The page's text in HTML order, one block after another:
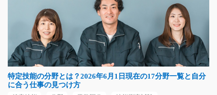
新着！大手物流倉庫内リフト作業員/i02_01022
＜作業内容＞ リーチリフトを使っての家電製品の入出荷
作業をお願いします…
長期（3ヶ月以上）
時給1,500円～
大阪府枚方市
特定技能の分野とは？2026年6月1日現在の17分野一覧と自分
に合う仕事の見つけ方